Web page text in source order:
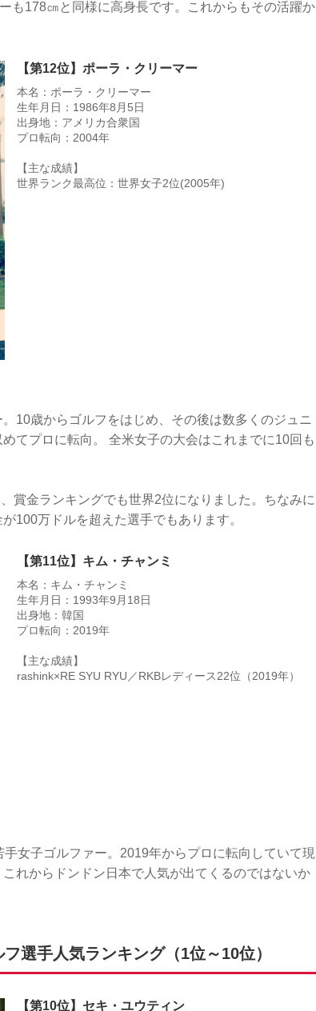
も178㎝と同様に高身長です。これからもその活躍か
【第12位】ポーラ・クリーマー
本名：ポーラ・クリーマー
生年月日：1986年8月5日
出身地：アメリカ合衆国
プロ転向：2004年
【主な成績】
世界ランク最高位：世界女子2位(2005年)
10歳からゴルフをはじめ、その後は数多くのジュニ
てプロに転向。 全米女子の大会はこれまでに10回も
賞金ランキングでも世界2位になりました。ちなみに
100万ドルを超えた選手でもあります。
【第11位】キム・チャンミ
本名：キム・チャンミ
生年月日：1993年9月18日
出身地：韓国
プロ転向：2019年
【主な成績】
rashink×RE SYU RYU／RKBレディース22位（2019年）
女子ゴルファー。2019年からプロに転向していて現
れからドンドン日本で人気が出てくるのではないか
選手人気ランキング（1位～10位）
【第10位】セキ・ユウティン